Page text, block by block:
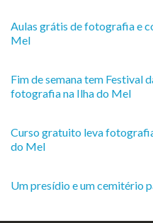
Aulas grátis de fotografia e
Mel
Fim de semana tem Festival
fotografia na Ilha do Mel
Curso gratuito leva
do Mel
Um presídio e um cemitério